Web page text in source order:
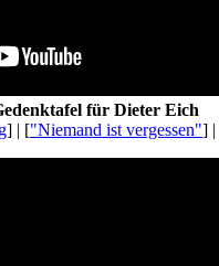
für Dieter Eich
] | ["Niemand ist vergessen"]